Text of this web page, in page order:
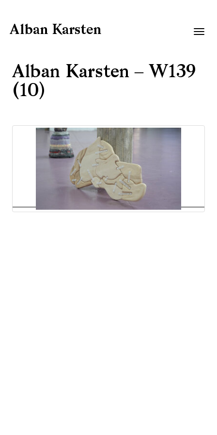
Alban Karsten
Alban Karsten – W139
(10)